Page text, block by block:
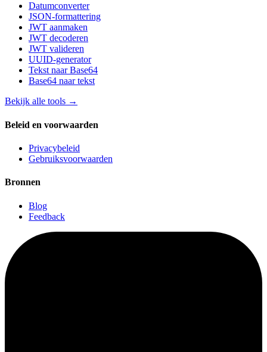
Datumconverter
JSON-formattering
JWT aanmaken
JWT decoderen
JWT valideren
UUID-generator
Tekst naar Base64
Base64 naar tekst
Bekijk alle tools →
Beleid en voorwaarden
Privacybeleid
Gebruiksvoorwaarden
Bronnen
Blog
Feedback